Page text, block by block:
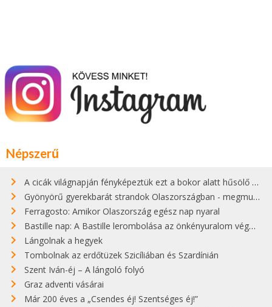
Népszerű
A cicák világnapján fényképeztük ezt a bokor alatt hűsölő cicát Kisorosziban
Gyönyörű gyerekbarát strandok Olaszországban - megmutatjuk a 15 legjobbat
Ferragosto: Amikor Olaszország egész nap nyaral
Bastille nap: A Bastille lerombolása az önkényuralom végét jelentette
Lángolnak a hegyek
Tombolnak az erdőtüzek Szicíliában és Szardínián
Szent Iván-éj – A lángoló folyó
Graz adventi vásárai
Már 200 éves a „Csendes éj! Szentséges éj!”